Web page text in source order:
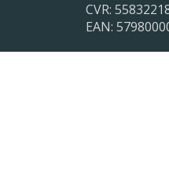
CVR:
EAN:
LinkedIn